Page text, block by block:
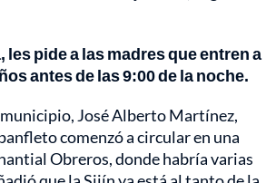
les pide a las madres que entren a
antes de las 9:00 de la noche.
municipio, José Alberto Martínez,
comenzó a circular en una
Obreros, donde habría varias